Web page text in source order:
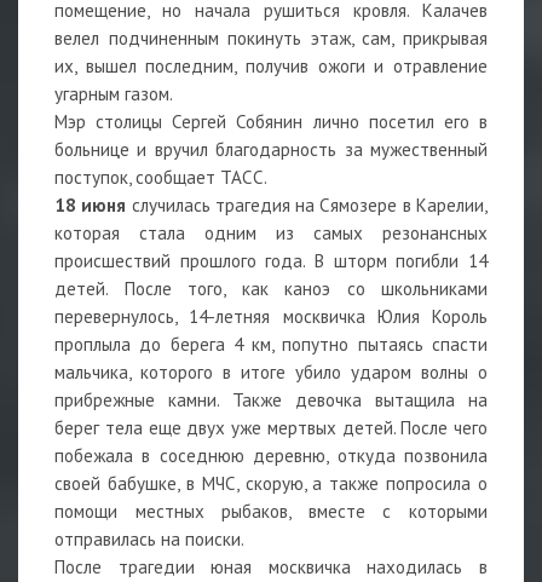
помещение, но начала рушиться кровля. Калачев
велел подчиненным покинуть этаж, сам, прикрывая
их, вышел последним, получив ожоги и отравление
угарным газом.
Мэр столицы Сергей Собянин лично посетил его в
больнице и вручил благодарность за мужественный
поступок, сообщает ТАСС.
18 июня случилась трагедия на Сямозере в Карелии,
которая стала одним из самых резонансных
происшествий прошлого года. В шторм погибли 14
детей. После того, как каноэ со школьниками
перевернулось, 14-летняя москвичка Юлия Король
проплыла до берега 4 км, попутно пытаясь спасти
мальчика, которого в итоге убило ударом волны о
прибрежные камни. Также девочка вытащила на
берег тела еще двух уже мертвых детей. После чего
побежала в соседнюю деревню, откуда позвонила
своей бабушке, в МЧС, скорую, а также попросила о
помощи местных рыбаков, вместе с которыми
отправилась на поиски.
После трагедии юная москвичка находилась в